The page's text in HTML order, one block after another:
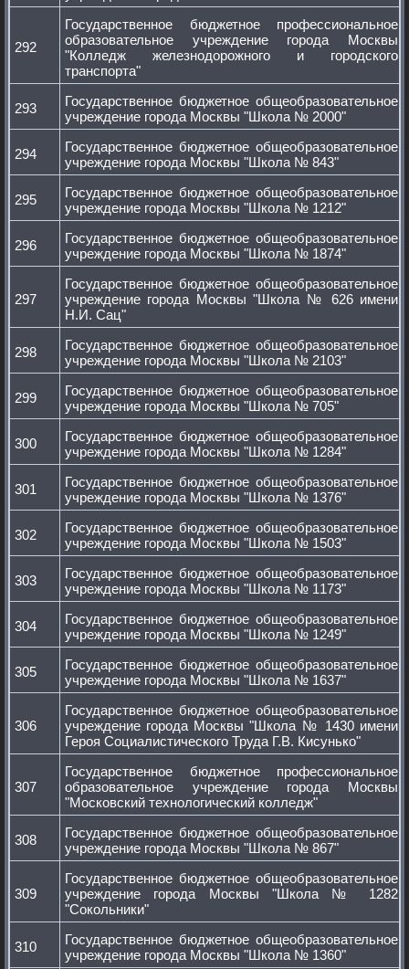
292
Государственное бюджетное профессиональное
образовательное учреждение города Москвы
"Колледж железнодорожного и городского
транспорта"
293
Государственное бюджетное общеобразовательное
учреждение города Москвы "Школа № 2000"
294
Государственное бюджетное общеобразовательное
учреждение города Москвы "Школа № 843"
295
Государственное бюджетное общеобразовательное
учреждение города Москвы "Школа № 1212"
296
Государственное бюджетное общеобразовательное
учреждение города Москвы "Школа № 1874"
297
Государственное бюджетное общеобразовательное
учреждение города Москвы "Школа № 626 имени
Н.И. Сац"
298
Государственное бюджетное общеобразовательное
учреждение города Москвы "Школа № 2103"
299
Государственное бюджетное общеобразовательное
учреждение города Москвы "Школа № 705"
300
Государственное бюджетное общеобразовательное
учреждение города Москвы "Школа № 1284"
301
Государственное бюджетное общеобразовательное
учреждение города Москвы "Школа № 1376"
302
Государственное бюджетное общеобразовательное
учреждение города Москвы "Школа № 1503"
303
Государственное бюджетное общеобразовательное
учреждение города Москвы "Школа № 1173"
304
Государственное бюджетное общеобразовательное
учреждение города Москвы "Школа № 1249"
305
Государственное бюджетное общеобразовательное
учреждение города Москвы "Школа № 1637"
306
Государственное бюджетное общеобразовательное
учреждение города Москвы "Школа № 1430 имени
Героя Социалистического Труда Г.В. Кисунько"
307
Государственное бюджетное профессиональное
образовательное учреждение города Москвы
"Московский технологический колледж"
308
Государственное бюджетное общеобразовательное
учреждение города Москвы "Школа № 867"
309
Государственное бюджетное общеобразовательное
учреждение города Москвы "Школа № 1282
"Сокольники"
310
Государственное бюджетное общеобразовательное
учреждение города Москвы "Школа № 1360"